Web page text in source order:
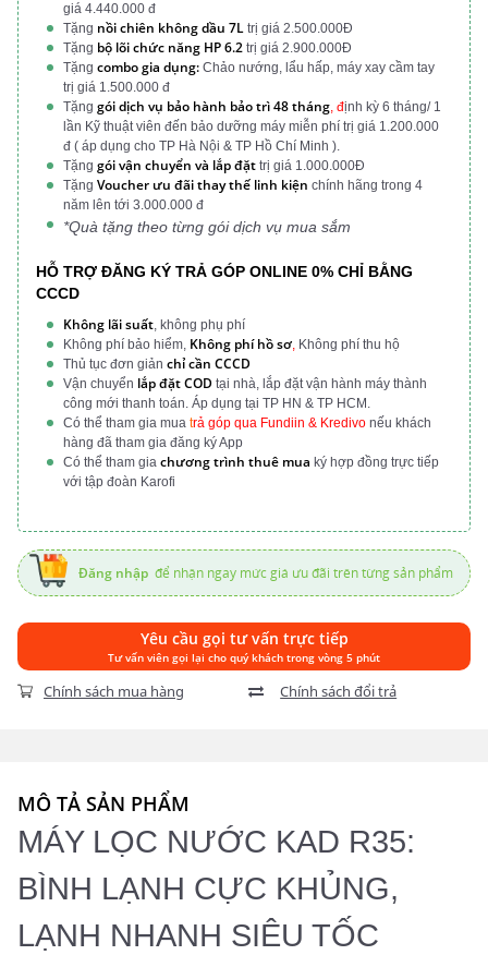
giá 4.440.000 đ
Tặng nồi chiên không dầu 7L trị giá 2.500.000Đ
Tặng bộ lõi chức năng HP 6.2 trị giá 2.900.000Đ
Tặng combo gia dụng: Chảo nướng, lẩu hấp, máy xay cầm tay
trị giá 1.500.000 đ
Tặng gói dịch vụ bảo hành bảo trì 48 tháng, định kỳ 6 tháng/ 1
lần Kỹ thuật viên đến bảo dưỡng máy miễn phí trị giá 1.200.000
đ ( áp dụng cho TP Hà Nội & TP Hồ Chí Minh ).
Tặng gói vận chuyển và lắp đặt trị giá 1.000.000Đ
Tặng Voucher ưu đãi thay thế linh kiện chính hãng trong 4
năm lên tới 3.000.000 đ
*Quà tặng theo từng gói dịch vụ mua sắm
HỖ TRỢ ĐĂNG KÝ TRẢ GÓP ONLINE 0% CHỈ BẰNG
CCCD
Không lãi suất, không phụ phí
Không phí bảo hiểm, Không phí hồ sơ, Không phí thu hộ
Thủ tục đơn giản chỉ cần CCCD
Vận chuyển lắp đặt COD tại nhà, lắp đặt vận hành máy thành
công mới thanh toán. Áp dụng tại TP HN & TP HCM.
Có thể tham gia mua trả góp qua Fundiin & Kredivo nếu khách
hàng đã tham gia đăng ký App
Có thể tham gia chương trình thuê mua ký hợp đồng trực tiếp
với tập đoàn Karofi
Đăng nhập để nhận ngay mức giá ưu đãi trên từng sản phẩm
Yêu cầu gọi tư vấn trực tiếp
Tư vấn viên gọi lại cho quý khách trong vòng 5 phút
Chính sách mua hàng Chính sách đổi trả
MÔ TẢ SẢN PHẨM
MÁY LỌC NƯỚC KAD R35:
BÌNH LẠNH CỰC KHỦNG,
LẠNH NHANH SIÊU TỐC